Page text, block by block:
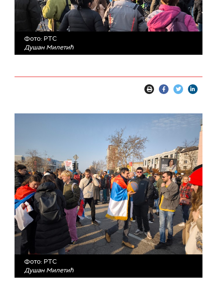
Фото: РТС
Душан Милетић
Фото: РТС
Душан Милетић